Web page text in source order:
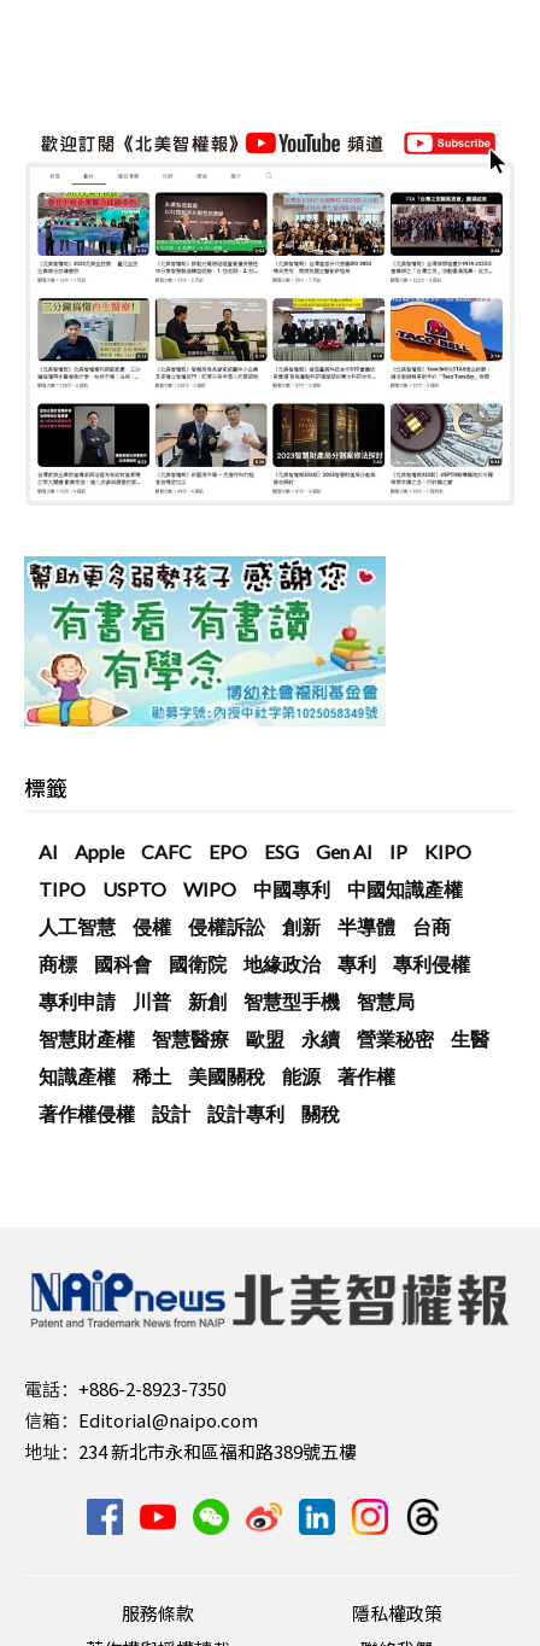
標籤
AI Apple CAFC EPO ESG Gen AI IP
KIPO
TIPO
USPTO WIPO 中國專利
中國知識產權
人工智慧
侵權 侵權訴訟 創新 半導體
台商
商標
國科會 國衛院 地緣政治 專利
專利侵權
專利申請
川普 新創 智慧型手機
智慧局
智慧財產權
智慧醫療 歐盟 永續 營業秘密
生醫
知識產權
稀土 美國關稅 能源
著作權
著作權侵權
設計 設計專利 關稅
電話： +886-2-8923-7350
信箱： Editorial@naipo.com
地址： 234 新北市永和區福和路389號五樓
服務條款
隱私權政策